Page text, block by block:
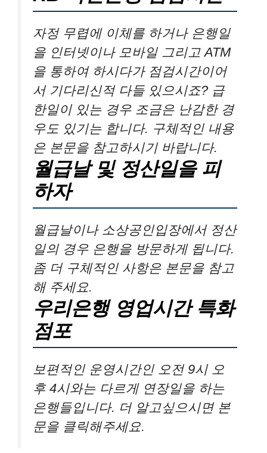
자정 무렵에 이체를 하거나 은행일
을 인터넷이나 모바일 그리고 ATM
을 통하여 하시다가 점검시간이어
서 기다리신적 다들 있으시죠? 급
한일이 있는 경우 조금은 난감한 경
우도 있기는 합니다. 구체적인 내용
은 본문을 참고하시기 바랍니다.
월급날 및 정산일을 피
하자
월급날이나 소상공인입장에서 정산
일의 경우 은행을 방문하게 됩니다.
좀 더 구체적인 사항은 본문을 참고
해 주세요.
우리은행 영업시간 특화
점포
보편적인 운영시간인 오전 9시 오
후 4시와는 다르게 연장일을 하는
은행들입니다. 더 알고싶으시면 본
문을 클릭해주세요.